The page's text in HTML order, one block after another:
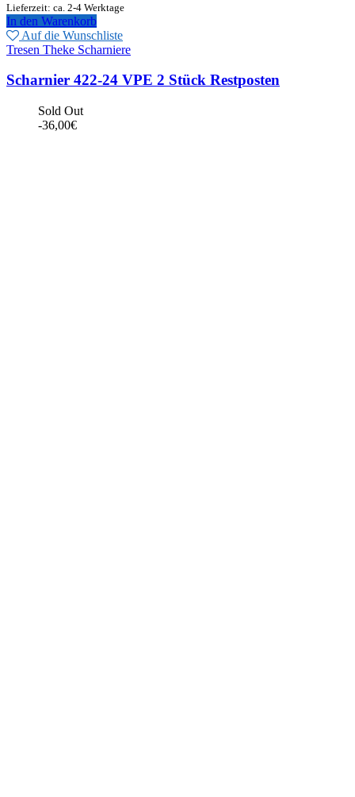
Lieferzeit: ca. 2-4 Werktage
In den Warenkorb
Auf die Wunschliste
Tresen Theke Scharniere
Scharnier 422-24 VPE 2 Stück Restposten
Sold Out
-36,00€